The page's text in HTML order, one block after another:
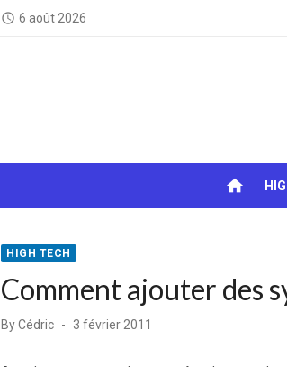
access_time 6 août 2026
home
HIGH TECH
Comment ajouter des
ByCédric
Posted
3 février 2011